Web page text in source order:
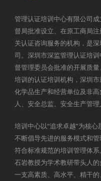
管理认证培训中心有限公司
督局批准设立、在原工商局
关认证咨询服务的机构，是
司。深圳市深监管理认证培
督管理委员会批准的开展质
培训的认证培训机构，深圳
化学品生产和经营单位及非
人、安全总监、安全生产管理
培训中心以“追求卓越”为核心
不断倡导先进的服务模式和
符合标准规范的培训管理体
石岩教授为学术教研带头人
一支高素质、高水平、精干